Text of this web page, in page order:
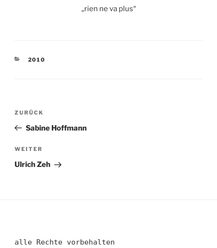
„rien ne va plus“
KATEGORIEN
2010
Beitragsnavigation
Vorheriger
Beitrag
ZURÜCK
Sabine Hoffmann
Nächster
Beitrag
WEITER
Ulrich Zeh
alle Rechte vorbehalten